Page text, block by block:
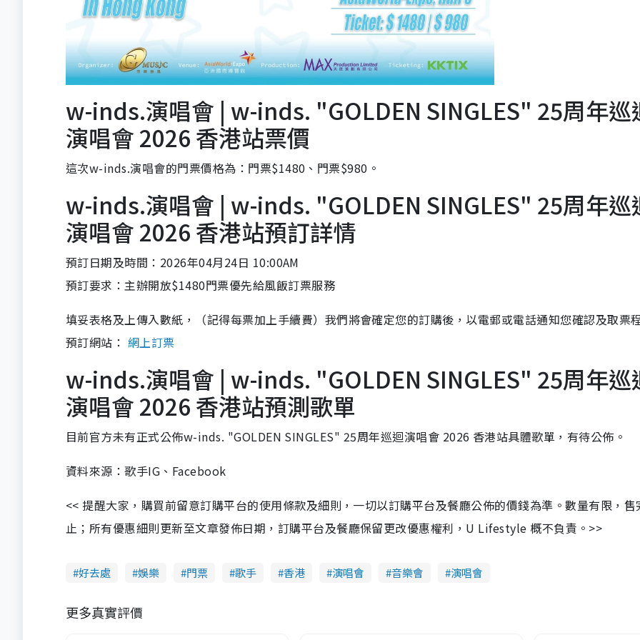
w-inds.演唱會 | w-inds. "GOLDEN SINGLES" 25周年巡
演唱會 2026 香港站票價
這次w-inds.演唱會的門票價格為：門票$1480、門票$980。
w-inds.演唱會 | w-inds. "GOLDEN SINGLES" 25周年巡
演唱會 2026 香港站預訂詳情
預訂日期及時間：2026年04月24日 10:00AM
預訂要求：主辦開放$1480門票優先給風飯訂票服務
填妥表格及上傳入數紙，（記得每票加上手續費）我們將會確定您的訂購後，以電郵或電話通知您確認及取票
預訂網站： 網上訂票
w-inds.演唱會 | w-inds. "GOLDEN SINGLES" 25周年巡
演唱會 2026 香港站預測歌單
目前官方未有正式公佈w-inds. "GOLDEN SINGLES" 25周年巡迴演唱會 2026 香港站具體歌單，有待公佈。
資料來源：歌手IG、Facebook
<< 提醒大家，購買前留意訂購平台的使用條款及細則，一切以訂購平台及餐廳公佈的價錢為準。數量有限，售
止；所有優惠細則更新至文章發佈日期，訂購平台及餐廳保留更改優惠權利，U Lifestyle 概不負責。>>
好去處 娛樂 門票 歌手 香港 演唱會 音樂會 演唱會
更多真實評價